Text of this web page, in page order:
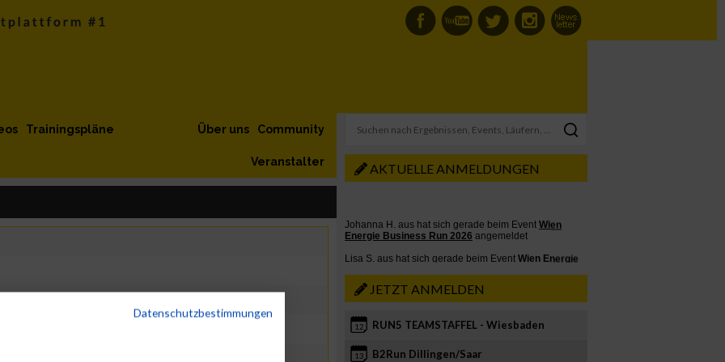
Trainingspläne Community
Über uns
Veranstalter AKTUELLE ANMELDUNGEN
JETZT ANMELDEN
12 RUN5 TEAMSTAFFEL - Wiesbaden
13 B2Run Dillingen/Saar
Datenschutzbestimmungen